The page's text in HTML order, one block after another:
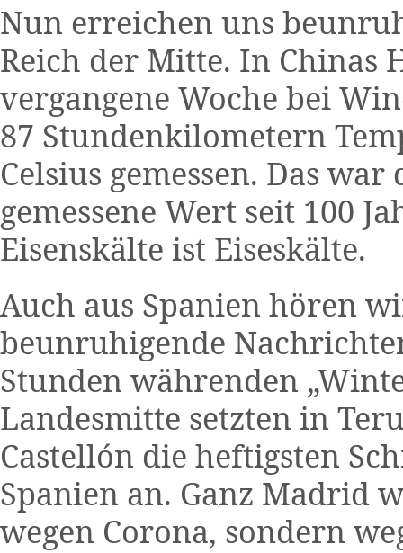
Nun erreichen uns
Reich der Mitte. In Chinas
vergangene Woche bei
87 Stundenkilometern
Celsius gemessen. Das
gemessene Wert seit 100
Eisenskälte ist Eiseskälte.
Auch aus Spanien hören
beunruhigende
Stunden währenden
Landesmitte setzten in
Castellón die heftigsten
Spanien an. Ganz Madrid
wegen Corona, sondern